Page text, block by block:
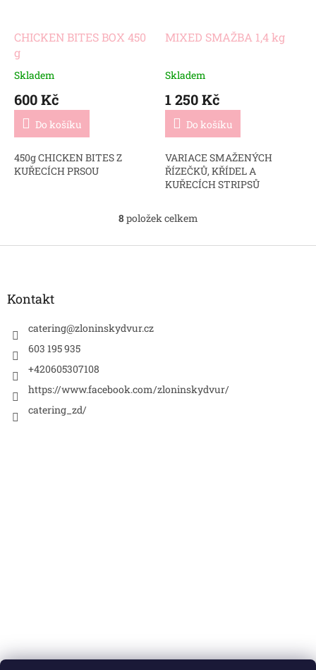
CHICKEN BITES BOX 450
g
Skladem
600 Kč
Do košíku
450g CHICKEN BITES Z
KUŘECÍCH PRSOU
MIXED SMAŽBA 1,4 kg
Skladem
1 250 Kč
Do košíku
VARIACE SMAŽENÝCH
ŘÍZEČKŮ, KŘÍDEL A
KUŘECÍCH STRIPSŮ
O
l
y
v
8položek celkem
Z
Kontakt
catering@zloninskydvur.cz
603 195 935
+420605307108
https://www.facebook.com/zloninskydvur/
catering_zd/
Nákupní košík